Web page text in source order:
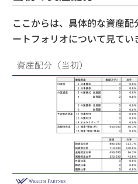
ここからは、具体的な資産
ートフォリオについて見てい